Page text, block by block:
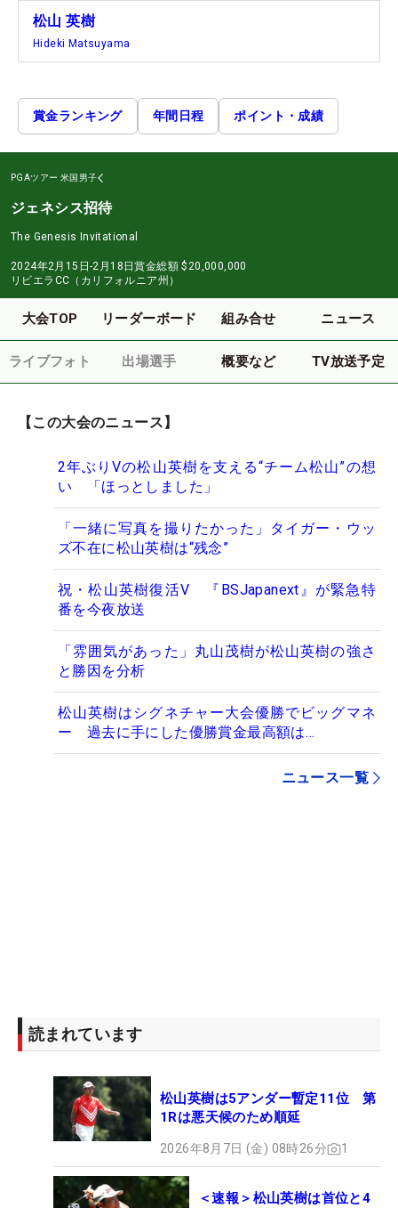
松山 英樹
Hideki Matsuyama
賞金ランキング 年間日程 ポイント・成績
PGAツアー 米国男子
ジェネシス招待
The Genesis Invitational
2024年2月15日-2月18日賞金総額 $20,000,000
リビエラCC（カリフォルニア州）
大会TOP リーダーボード 組み合せ ニュース
ライブフォト 出場選手 概要など TV放送予定
【この大会のニュース】
2年ぶりVの松山英樹を支える“チーム松山”の想
い 「ほっとしました」
「一緒に写真を撮りたかった」タイガー・ウッ
ズ不在に松山英樹は“残念”
祝・松山英樹復活V 『BSJapanext』が緊急特
番を今夜放送
「雰囲気があった」丸山茂樹が松山英樹の強さ
と勝因を分析
松山英樹はシグネチャー大会優勝でビッグマネ
ー 過去に手にした優勝賞金最高額は…
ニュース一覧
読まれています
松山英樹は5アンダー暫定11位 第
1Rは悪天候のため順延
2026年8月7日 (金) 08時26分 1
＜速報＞松山英樹は首位と4